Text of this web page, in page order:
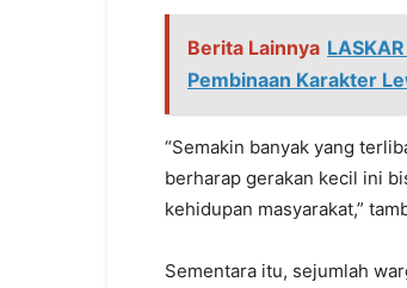
Berita Lainnya
Pembinaan Karakter
“Semakin banyak yang
berharap gerakan kecil ini
kehidupan masyarakat,”
Sementara itu, sejumlah